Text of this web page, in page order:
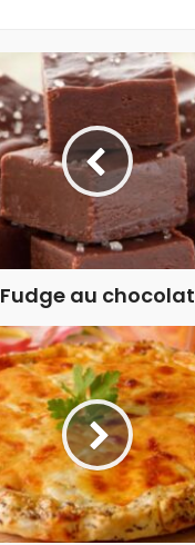
Fudge au chocolat